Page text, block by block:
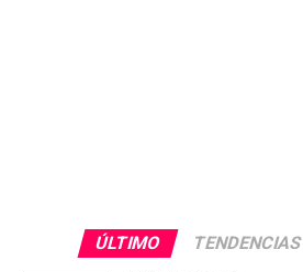
ÚLTIMO TENDENCIAS